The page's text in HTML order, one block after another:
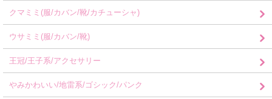
クマミミ(服/カバン/靴/カチューシャ)
ウサミミ(服/カバン/靴)
王冠/王子系/アクセサリー
やみかわいい/地雷系/ゴシック/パンク